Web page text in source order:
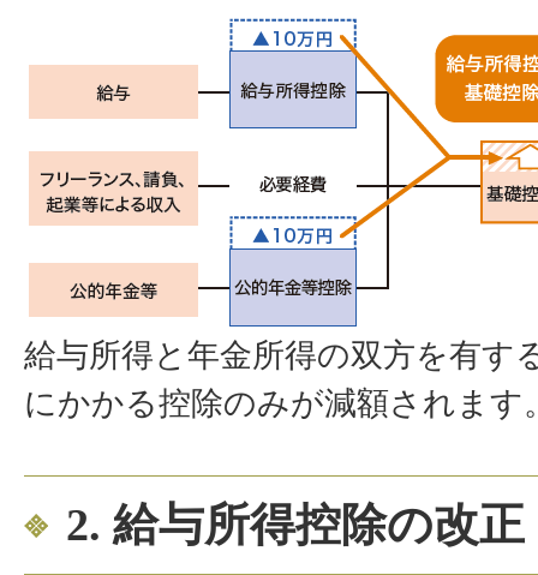
給与所得と年金所得の双方を有す
にかかる控除のみが減額されます
2. 給与所得控除の改正